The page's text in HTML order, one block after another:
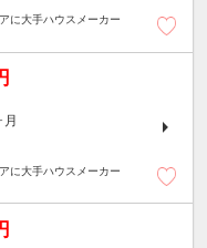
に大手ハウスメーカー
月
に大手ハウスメーカー